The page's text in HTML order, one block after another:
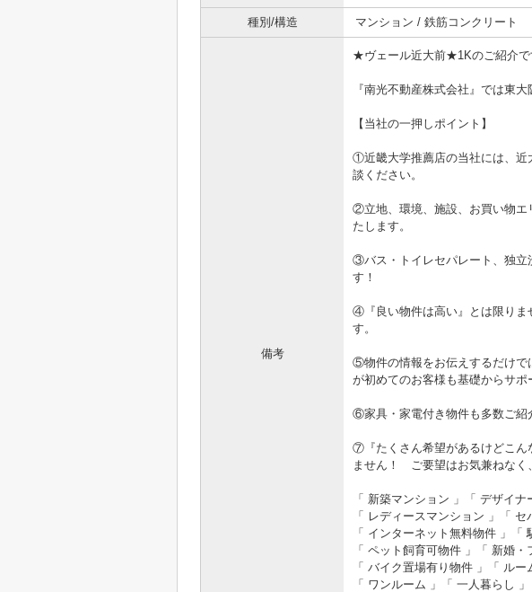
種別/構造 マンション / 鉄筋コンクリート
備考
★ヴェール近大前★1Kのご紹介で
『南光不動産株式会社』では東
【当社の一押しポイント】
①近畿大学推薦店の当社には、近
談ください。
②立地、環境、施設、お買い物
たします。
③バス・トイレセパレート、独立
す！
④『良い物件は高い』とは限りま
す。
⑤物件の情報をお伝えするだけ
が初めてのお客様も基礎からサポ
⑥家具・家電付き物件も多数ご紹
⑦『たくさん希望があるけどこ
ません！ ご要望はお気兼ねなく
「 新築マンション 」「 デザイ
「 レディースマンション 」「
「 インターネット無料物件 」「
「 ペット飼育可物件 」「 新婚
「 バイク置場有り物件 」「 ルー
「 ワンルーム 」「 一人暮らし